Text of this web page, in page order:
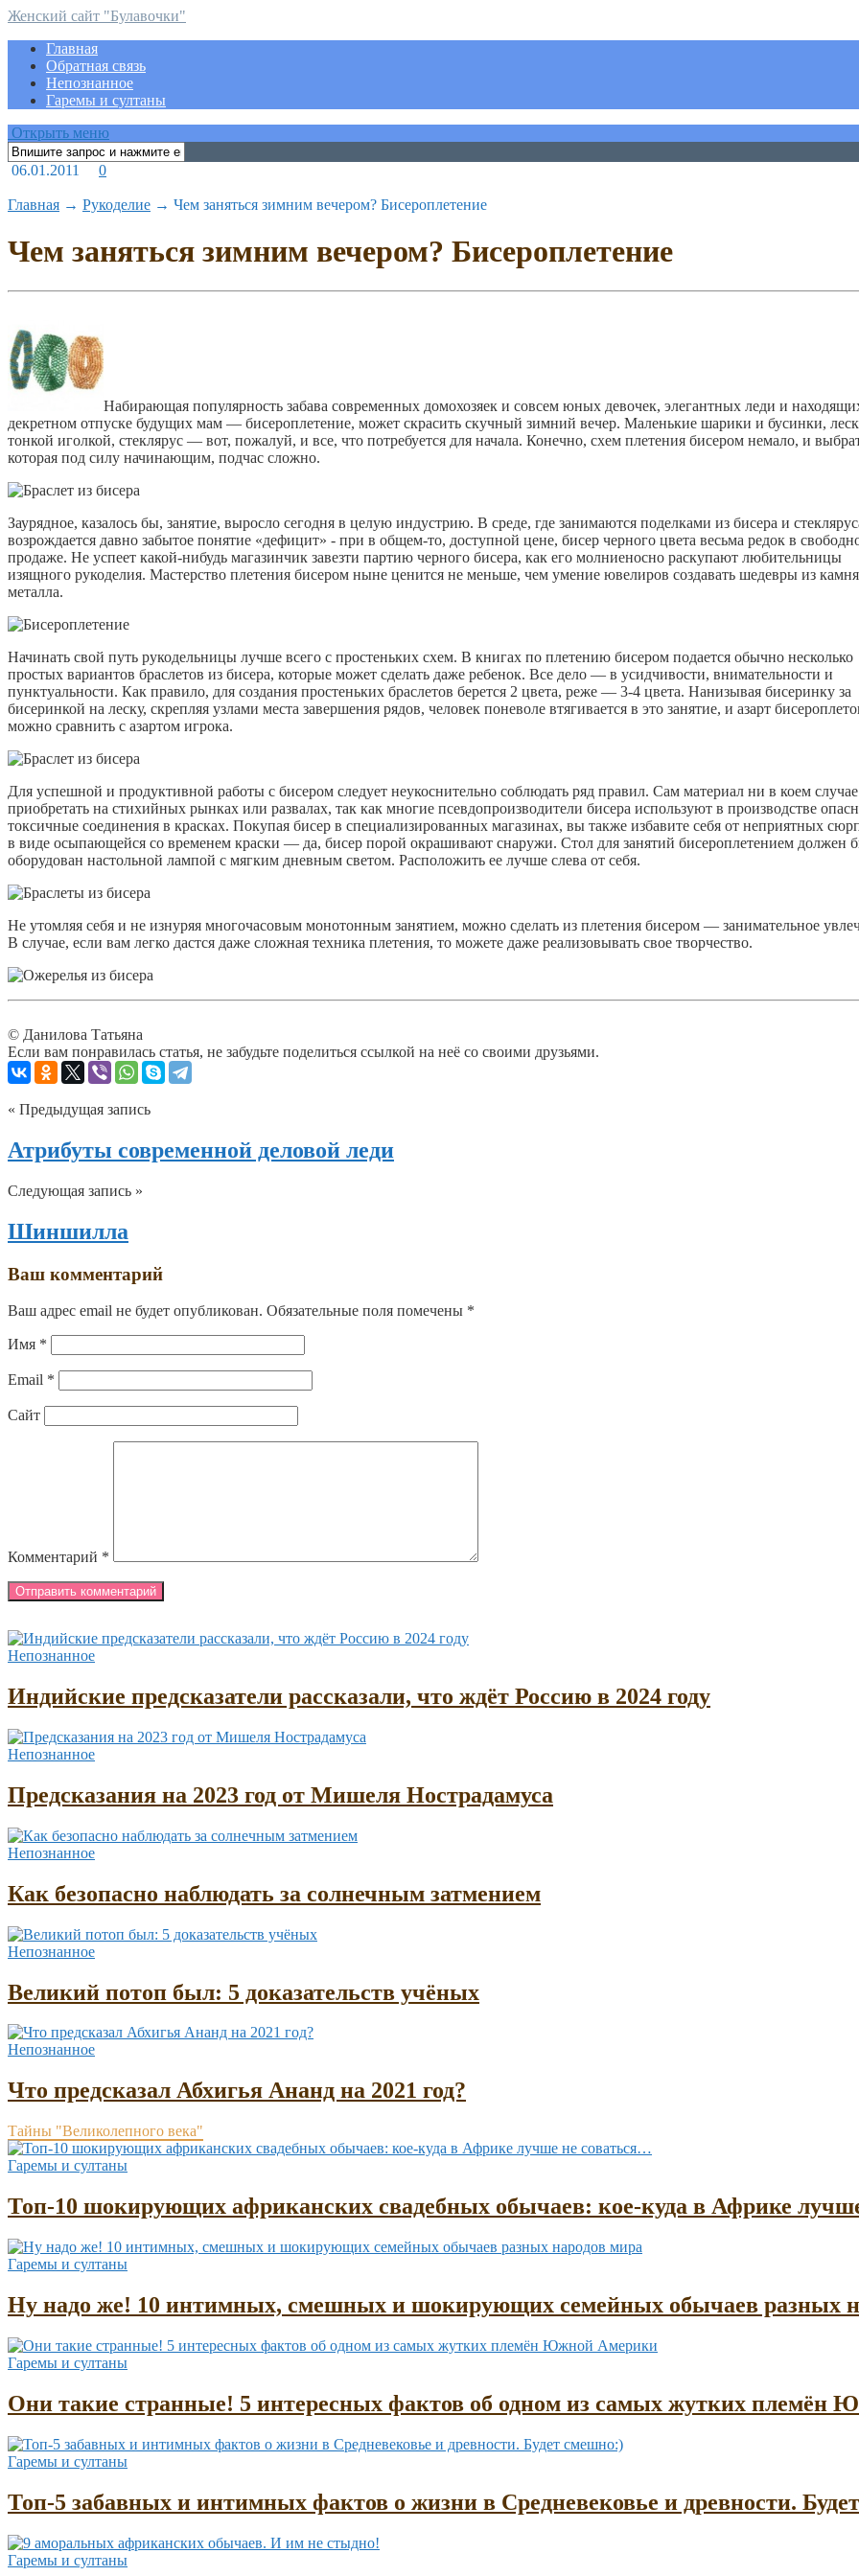
Женский сайт "Булавочки"
Главная
Обратная связь
Непознанное
Гаремы и султаны
Открыть меню
06.01.2011 0
Главная → Рукоделие → Чем заняться зимним вечером? Бисероплетение
Чем заняться зимним вечером? Бисероплетение
Набирающая популярность забава современных домохозяек и совсем юных девочек, элегантных леди и
декретном отпуске будущих мам — бисероплетение, может скрасить скучный зимний вечер. Маленькие шарики и бусинки,
тонкой иголкой, стеклярус — вот, пожалуй, и все, что потребуется для начала. Конечно, схем плетения бисером немало, и
которая под силу начинающим, подчас сложно.
Заурядное, казалось бы, занятие, выросло сегодня в целую индустрию. В среде, где занимаются поделками из бисера и
возрождается давно забытое понятие «дефицит» - при в общем-то, доступной цене, бисер черного цвета весьма редок в
продаже. Не успеет какой-нибудь магазинчик завезти партию черного бисера, как его молниеносно раскупают любительницы
изящного рукоделия. Мастерство плетения бисером ныне ценится не меньше, чем умение ювелиров создавать шедевры из
металла.
Начинать свой путь рукодельницы лучше всего с простеньких схем. В книгах по плетению бисером подается обычно несколько
простых вариантов браслетов из бисера, которые может сделать даже ребенок. Все дело — в усидчивости, внимательности и
пунктуальности. Как правило, для создания простеньких браслетов берется 2 цвета, реже — 3-4 цвета. Нанизывая бисеринку за
бисеринкой на леску, скрепляя узлами места завершения рядов, человек поневоле втягивается в это занятие, и азарт
можно сравнить с азартом игрока.
Для успешной и продуктивной работы с бисером следует неукоснительно соблюдать ряд правил. Сам материал ни в коем
приобретать на стихийных рынках или развалах, так как многие псевдопроизводители бисера используют в производстве
токсичные соединения в красках. Покупая бисер в специализированных магазинах, вы также избавите себя от неприятных
в виде осыпающейся со временем краски — да, бисер порой окрашивают снаружи. Стол для занятий бисероплетением должен
оборудован настольной лампой с мягким дневным светом. Расположить ее лучше слева от себя.
Не утомляя себя и не изнуряя многочасовым монотонным занятием, можно сделать из плетения бисером — занимательное
В случае, если вам легко дастся даже сложная техника плетения, то можете даже реализовывать свое творчество.
© Данилова Татьяна
Если вам понравилась статья, не забудьте поделиться ссылкой на неё со своими друзьями.
« Предыдущая запись
Атрибуты современной деловой леди
Следующая запись »
Шиншилла
Ваш комментарий
Ваш адрес email не будет опубликован. Обязательные поля помечены *
Имя *
Email *
Сайт
Комментарий *
Непознанное
Индийские предсказатели рассказали, что ждёт Россию в 2024 году
Непознанное
Предсказания на 2023 год от Мишеля Нострадамуса
Непознанное
Как безопасно наблюдать за солнечным затмением
Непознанное
Великий потоп был: 5 доказательств учёных
Непознанное
Что предсказал Абхигья Ананд на 2021 год?
Тайны "Великолепного века"
Гаремы и султаны
Топ-10 шокирующих африканских свадебных обычаев: кое-куда в Африке
Гаремы и султаны
Ну надо же! 10 интимных, смешных и шокирующих семейных обычаев разных
Гаремы и султаны
Они такие странные! 5 интересных фактов об одном из самых жутких племён
Гаремы и султаны
Топ-5 забавных и интимных фактов о жизни в Средневековье и древности.
Гаремы и султаны